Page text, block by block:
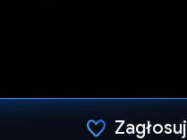
Zagłosuj